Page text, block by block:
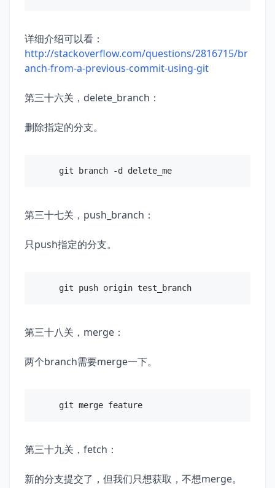
详细介绍可以看：
http://stackoverflow.com/questions/2816715/br
anch-from-a-previous-commit-using-git
第三十六关，delete_branch：
删除指定的分支。
第三十七关，push_branch：
只push指定的分支。
第三十八关，merge：
两个branch需要merge一下。
第三十九关，fetch：
新的分支提交了，但我们只想获取，不想merge。